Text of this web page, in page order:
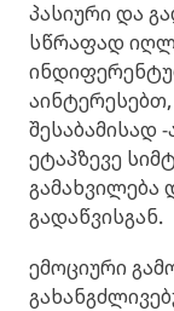
პასიური და
სწრაფად
შესაბამისად
ეტაპზევე
გამახვილება
გადაწვისგან.
ემოციური